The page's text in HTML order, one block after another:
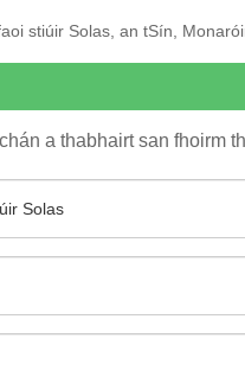
stiúir Solas, an tSín,
a thabhairt san fhoirm